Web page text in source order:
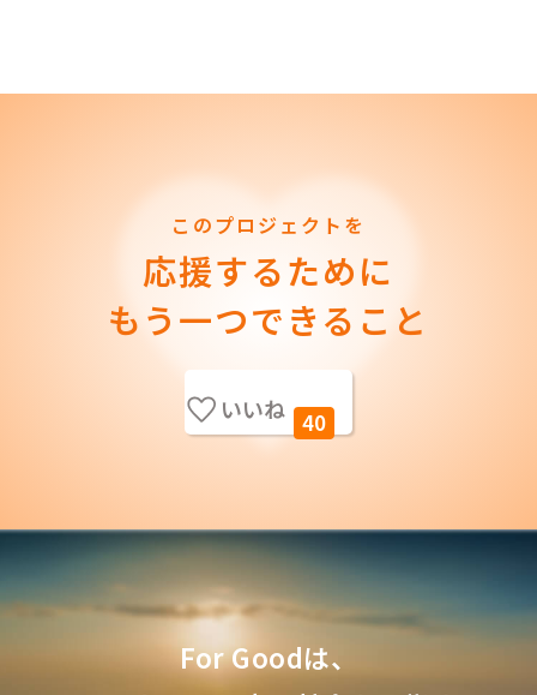
このプロジェクトを
応援するために
もう一つできること
いいね 40
For Goodは、